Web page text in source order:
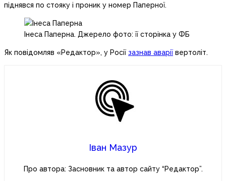
піднявся по стояку і проник у номер Паперної.
Інеса Паперна. Джерело фото: її сторінка у ФБ
Як повідомляв «Редактор», у Росії зазнав аварії вертоліт.
Іван Мазур
Про автора: Засновник та автор сайту “Редактор”.